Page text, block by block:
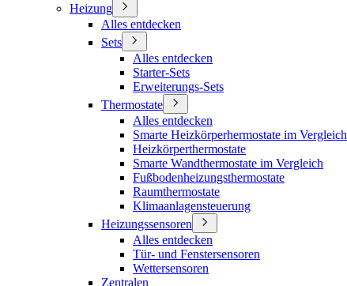
Heizung
Alles entdecken
Sets
Alles entdecken
Starter-Sets
Erweiterungs-Sets
Thermostate
Alles entdecken
Smarte Heizkörperhermostate im Vergleich
Heizkörperthermostate
Smarte Wandthermostate im Vergleich
Fußbodenheizungsthermostate
Raumthermostate
Klimaanlagensteuerung
Heizungssensoren
Alles entdecken
Tür- und Fenstersensoren
Wettersensoren
Zentralen